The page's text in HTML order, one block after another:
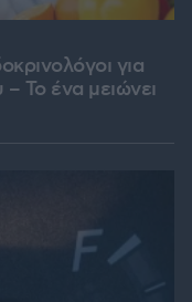
για
Το ένα μειώνει